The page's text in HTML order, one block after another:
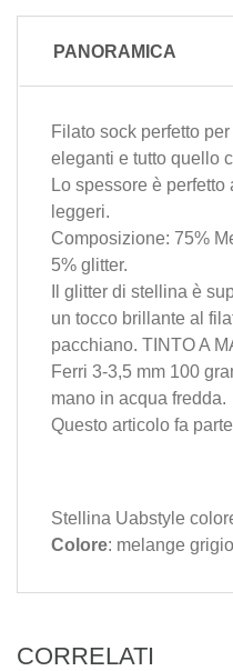
PANORAMICA
Filato sock perfetto
eleganti e tutto quello
Lo spessore è
leggeri.
Composizione: 75%
5% glitter.
Il glitter di stellina è
un tocco brillante al
pacchiano. TINTO A
Ferri 3-3,5 mm 100
mano in acqua fredda.
Questo articolo fa
Stellina Uabstyle
Colore: melange
CORRELATI